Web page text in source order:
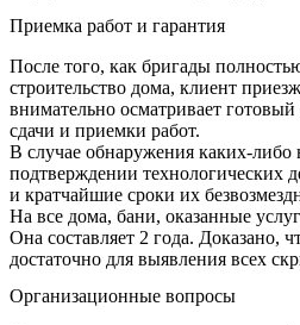
Приемка работ и гарантия
После того, как бригады
строительство дома, клиент
внимательно осматривает
сдачи и приемки работ.
В случае обнаружения каких-либо
подтверждении технологических
и кратчайшие сроки их
На все дома, бани, оказанные
Она составляет 2 года. Доказано,
достаточно для выявления всех
Организационные вопросы